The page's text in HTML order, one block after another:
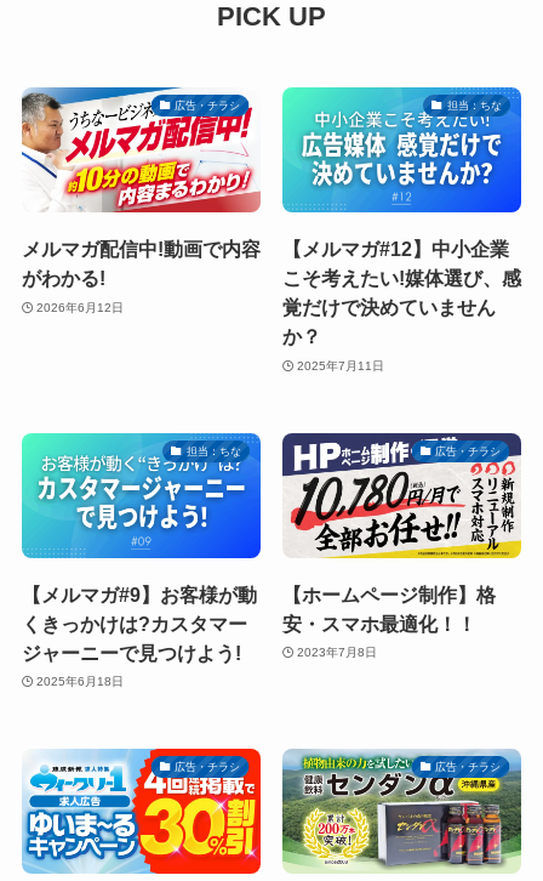
PICK UP
広告・チラシ
メルマガ配信中!動画で内容
がわかる!
2026年6月12日
担当：ちな
【メルマガ#12】中小企業
こそ考えたい!媒体選び、感
覚だけで決めていません
か？
2025年7月11日
担当：ちな
【メルマガ#9】お客様が動
くきっかけは?カスタマー
ジャーニーで見つけよう!
2025年6月18日
広告・チラシ
【ホームページ制作】格
安・スマホ最適化！！
2023年7月8日
広告・チラシ 広告・チラシ